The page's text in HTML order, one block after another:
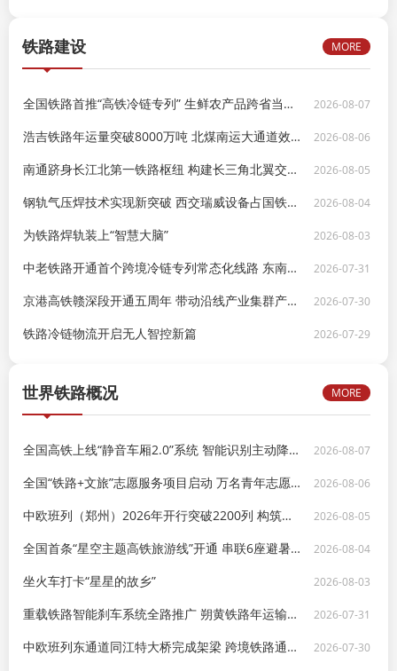
铁路建设 MORE
全国铁路首推“高铁冷链专列” 生鲜农产品跨省当日达 2026-08-07
浩吉铁路年运量突破8000万吨 北煤南运大通道效能持续释放 2026-08-06
南通跻身长江北第一铁路枢纽 构建长三角北翼交通新格局 2026-08-05
钢轨气压焊技术实现新突破 西交瑞威设备占国铁维护市场近五成 2026-08-04
为铁路焊轨装上“智慧大脑” 2026-08-03
中老铁路开通首个跨境冷链专列常态化线路 东南亚鲜果48小时直达成都 2026-07-31
京港高铁赣深段开通五周年 带动沿线产业集群产值破千亿 2026-07-30
铁路冷链物流开启无人智控新篇 2026-07-29
世界铁路概况 MORE
全国高铁上线“静音车厢2.0”系统 智能识别主动降噪实现全域静谧体验 2026-08-07
全国“铁路+文旅”志愿服务项目启动 万名青年志愿者上岗服务 2026-08-06
中欧班列（郑州）2026年开行突破2200列 构筑内陆开放新通道 2026-08-05
全国首条“星空主题高铁旅游线”开通 串联6座避暑小城成暑期爆款 2026-08-04
坐火车打卡“星星的故乡” 2026-08-03
重载铁路智能刹车系统全路推广 朔黄铁路年运输能力提升15% 2026-07-31
中欧班列东通道同江特大桥完成架梁 跨境铁路通道能力再跃升 2026-07-30